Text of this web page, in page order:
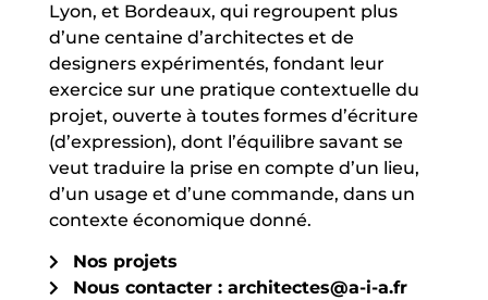
Lyon, et Bordeaux, qui regroupent plus
d’une centaine d’architectes et de
designers expérimentés, fondant leur
exercice sur une pratique contextuelle du
projet, ouverte à toutes formes d’écriture
(d’expression), dont l’équilibre savant se
veut traduire la prise en compte d’un lieu,
d’un usage et d’une commande, dans un
contexte économique donné.
Nos projets
Nous contacter : architectes@a-i-a.fr